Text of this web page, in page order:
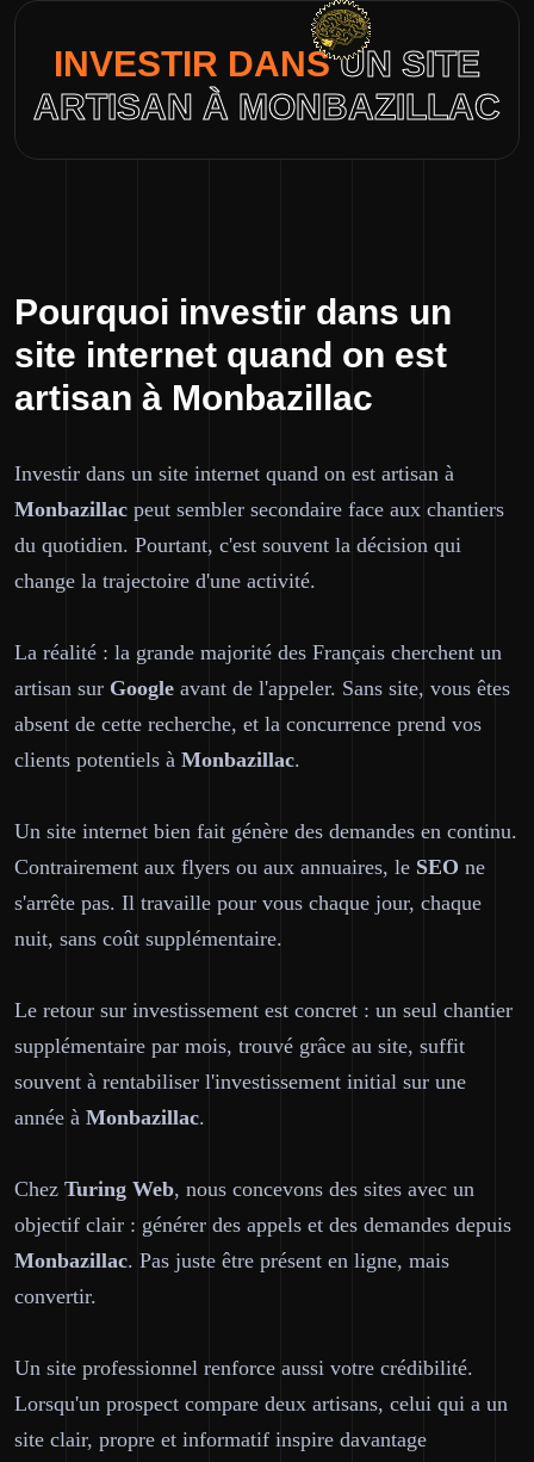
INVESTIR DANSUN SITE
ARTISAN À MONBAZILLAC
Pourquoi investir dans un
site internet quand on est
artisan à Monbazillac
Investir dans un site internet quand on est artisan à
Monbazillac peut sembler secondaire face aux chantiers
du quotidien. Pourtant, c'est souvent la décision qui
change la trajectoire d'une activité.
La réalité : la grande majorité des Français cherchent un
artisan sur Google avant de l'appeler. Sans site, vous êtes
absent de cette recherche, et la concurrence prend vos
clients potentiels à Monbazillac.
Un site internet bien fait génère des demandes en continu.
Contrairement aux flyers ou aux annuaires, le SEO ne
s'arrête pas. Il travaille pour vous chaque jour, chaque
nuit, sans coût supplémentaire.
Le retour sur investissement est concret : un seul chantier
supplémentaire par mois, trouvé grâce au site, suffit
souvent à rentabiliser l'investissement initial sur une
année à Monbazillac.
Chez Turing Web, nous concevons des sites avec un
objectif clair : générer des appels et des demandes depuis
Monbazillac. Pas juste être présent en ligne, mais
convertir.
Un site professionnel renforce aussi votre crédibilité.
Lorsqu'un prospect compare deux artisans, celui qui a un
site clair, propre et informatif inspire davantage